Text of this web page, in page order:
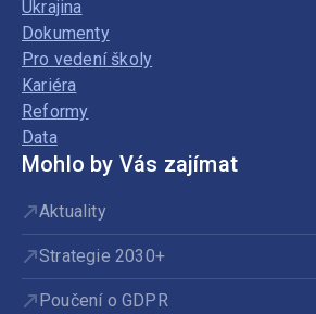
Ukrajina
Dokumenty
Pro vedení školy
Kariéra
Reformy
Data
Mohlo by Vás zajímat
Aktuality
Strategie 2030+
Poučení o GDPR